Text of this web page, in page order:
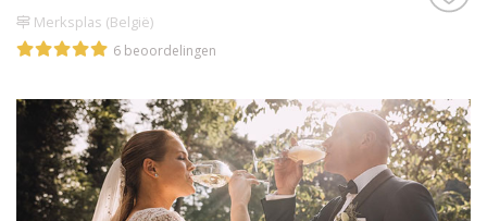
Merksplas (België)
6 beoordelingen